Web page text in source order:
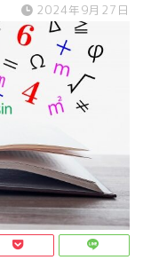
2024年9月27日